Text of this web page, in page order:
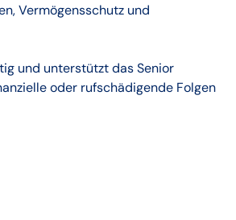
Vermögensschutz und
und unterstützt das Senior
oder rufschädigende Folgen